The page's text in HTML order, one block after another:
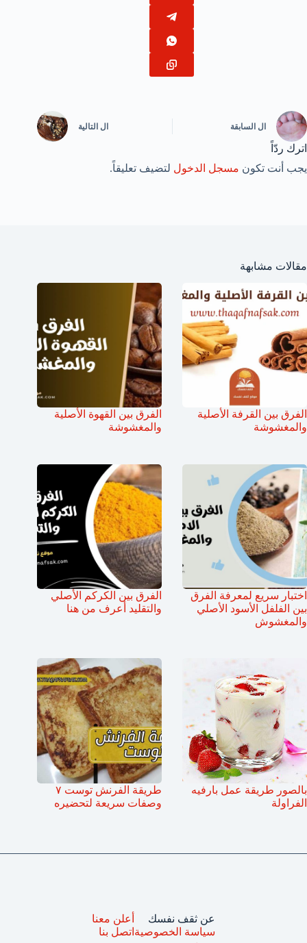
ال السابقة ال التالية
اترك ردّاً
يجب أنت تكون مسجل الدخول لتضيف تعليقاً.
مقالات مشابهة
الفرق بين القرفة الأصلية
والمغشوشة
الفرق بين القهوة الأصلية
والمغشوشة
اختبار سريع لمعرفة الفرق
بين الفلفل الأسود الأصلي
والمغشوش
الفرق بين الكركم الأصلي
والتقليد أعرف من هنا
بالصور طريقة عمل بارفيه
الفراولة
طريقة الفرنش توست ٧
وصفات سريعة لتحضيره
عن ثقف نفسك
سياسة الخصوصية
أعلن معنا
اتصل بنا